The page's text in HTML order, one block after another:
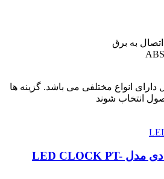
به برق
دارای انواع مختلفی می باشد. گزینه ها
انتخاب شوند
ساعت رومیزی ال ای دی مدل LED CLOCK PT-